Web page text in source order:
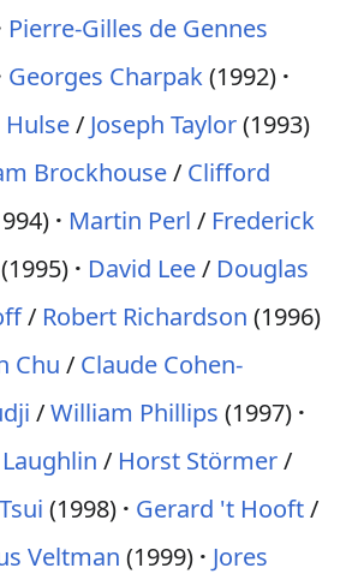
Pierre-Gilles de Gennes
Georges Charpak(1992)
Hulse/ Joseph Taylor(1993)
Brockhouse/ Clifford
Martin Perl / Frederick
(1995) David Lee/ Douglas
/ Robert Richardson (1996)
Chu / Claude Cohen-
/William Phillips (1997)
/ Horst Störmer/
(1998) Gerard 't Hooft/
Veltman (1999)
Jores